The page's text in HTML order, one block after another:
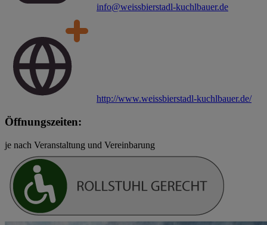
info@weissbierstadl-kuchlbauer.de
http://www.weissbierstadl-kuchlbauer.de/
Öffnungszeiten:
je nach Veranstaltung und Vereinbarung